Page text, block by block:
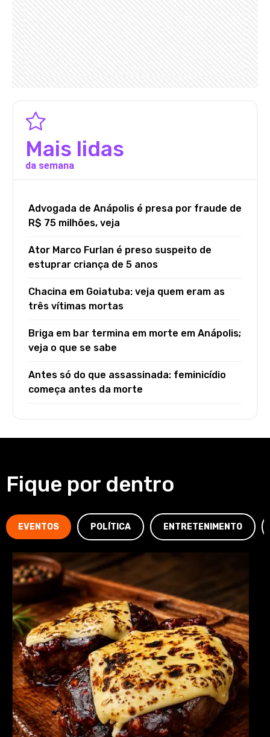
Mais lidas
da semana
Advogada de Anápolis é presa por fraude de
R$ 75 milhões, veja
Ator Marco Furlan é preso suspeito de
estuprar criança de 5 anos
Chacina em Goiatuba: veja quem eram as
três vítimas mortas
Briga em bar termina em morte em Anápolis;
veja o que se sabe
Antes só do que assassinada: feminicídio
começa antes da morte
Fique por dentro
EVENTOS POLÍTICA ENTRETENIMENTO